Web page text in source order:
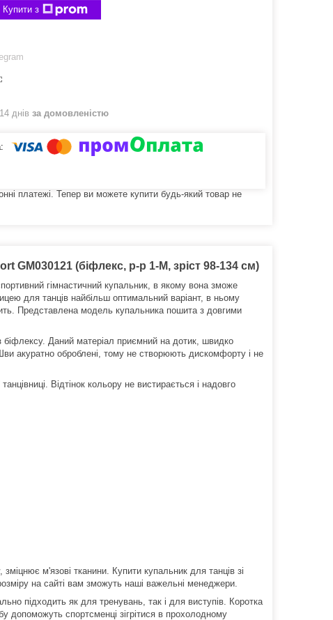
Купити з
днів за домовленістю
платежі. Тепер ви можете купити будь-який товар не
GM030121 (біфлекс, р-р 1-M, зріст 98-134 см)
гімнастичний купальник, в якому вона зможе
для танців найбільш оптимальний варіант, в ньому
Представлена модель купальника пошита з довгими
біфлексу. Даний матеріал приємний на дотик, швидко
Шви акуратно оброблені, тому не створюють дискомфорту і не
Відтінок кольору не вистирається і надовго
м'язові тканини. Купити купальник для танців зі
на сайті вам зможуть наші важельні менеджери.
підходить як для тренувань, так і для виступів. Коротка
допоможуть спортсменці зігрітися в прохолодному